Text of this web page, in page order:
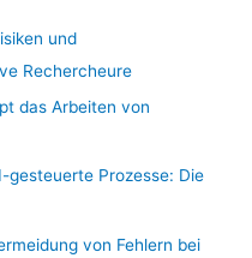
und
Rechercheure
das Arbeiten von
gesteuerte Prozesse: Die
von Fehlern bei